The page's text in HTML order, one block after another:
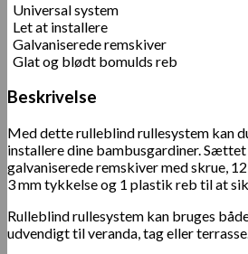
Universal system
Let at installere
Galvaniserede remskiver
Glat og blødt bomulds reb
Beskrivelse
Med dette rulleblind rullesystem kan
installere dine bambusgardiner.
galvaniserede remskiver med skrue,
3 mm tykkelse og 1 plastik reb til at
Rulleblind rullesystem kan bruges
udvendigt til veranda, tag eller terrasse.